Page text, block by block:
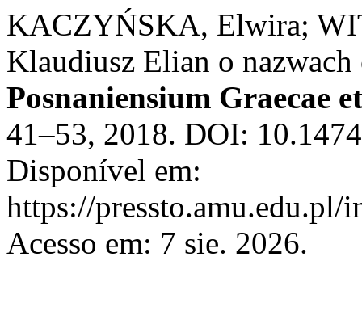
KACZYŃSKA, Elwira;
Klaudiusz Elian o
Posnaniensium Graecae
41–53, 2018. DOI:
Disponível em:
https://
Acesso em: 7 sie. 2026.